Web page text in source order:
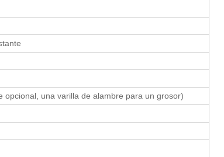
una varilla de alambre para un grosor)